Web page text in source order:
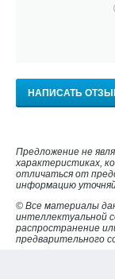
НАПИСАТЬ
Предложение не
характеристиках,
отличаться от
информацию
© Все материалы
интеллектуальной
распространение
предварительного